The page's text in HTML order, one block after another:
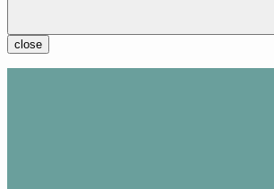
close